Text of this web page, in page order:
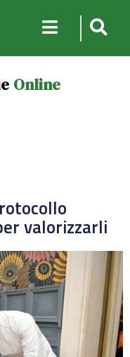
Online
valorizzarli